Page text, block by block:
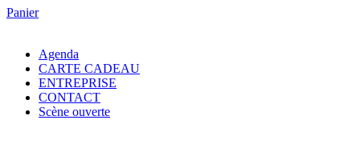
Panier
Agenda
CARTE CADEAU
ENTREPRISE
CONTACT
Scène ouverte